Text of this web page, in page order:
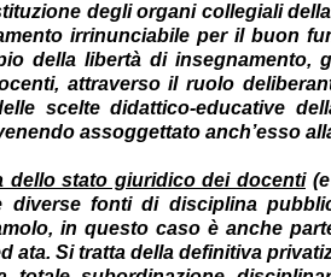
degli organi collegiali
irrinunciabile per il buon
della libertà di insegnamento,
attraverso il ruolo
scelte didattico-educative
assoggettato anch’esso
dello stato giuridico dei docenti(e
fonti di disciplina
in questo caso è anche
ata. Si tratta della definitiva